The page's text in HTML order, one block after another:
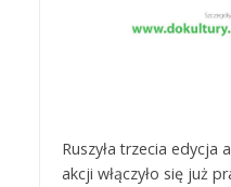
Ruszyła trzecia edycja
akcji włączyło się już